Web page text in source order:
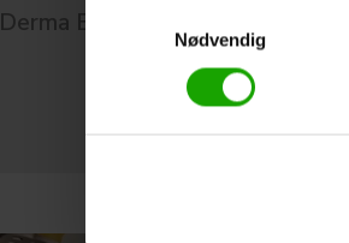
Nødvendig
Derma Eco Babysalve (100 ml)
Derma Eco Baby